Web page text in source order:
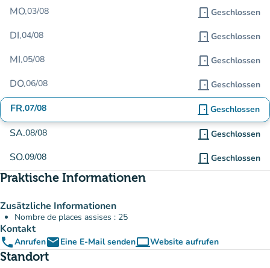
MO.03/08 door_front Geschlossen
DI.04/08 door_front Geschlossen
MI.05/08 door_front Geschlossen
DO.06/08 door_front Geschlossen
FR.07/08 door_front Geschlossen
SA.08/08 door_front Geschlossen
SO.09/08 door_front Geschlossen
Praktische Informationen
Zusätzliche Informationen
Nombre de places assises : 25
Kontakt
phoneAnrufenemailEine E-Mail sendencomputerWebsite aufrufen
(new tab)
Standort